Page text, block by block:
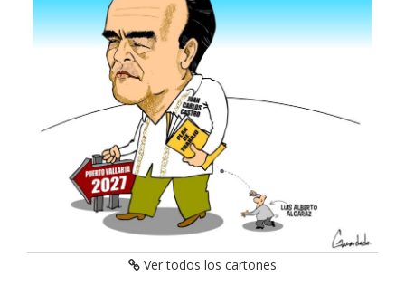
Ver todos los cartones